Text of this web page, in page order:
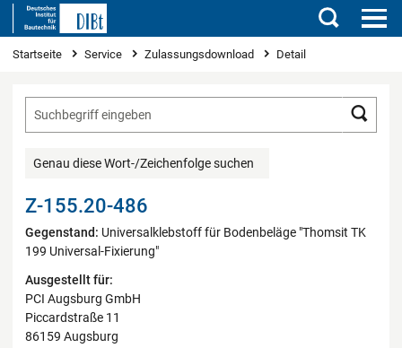
Suchen
Sie sind hier
Startseite Service Zulassungsdownload Detail
Genau diese Wort-/Zeichenfolge suchen
Z-155.20-486
Gegenstand: Universalklebstoff für Bodenbeläge "Thomsit TK
199 Universal-Fixierung"
Ausgestellt für:
PCI Augsburg GmbH
Piccardstraße 11
86159 Augsburg